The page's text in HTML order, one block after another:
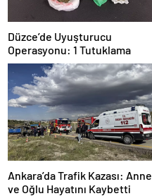
Düzce’de Uyuşturucu
Operasyonu: 1 Tutuklama
Ankara’da Trafik Kazası: Anne
ve Oğlu Hayatını Kaybetti